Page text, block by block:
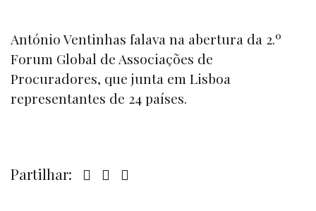
António Ventinhas falava na abertura da 2.º
Forum Global de Associações de
Procuradores, que junta em Lisboa
representantes de 24 países.
Partilhar: